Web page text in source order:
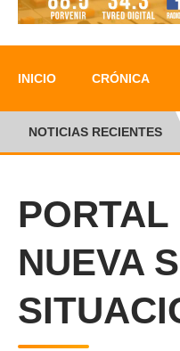
INICIO CRÓNICA
NOTICIAS RECIENTES
NUEVA